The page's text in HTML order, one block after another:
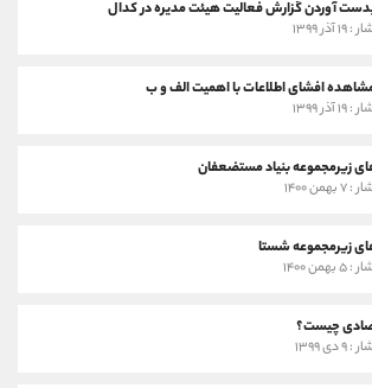
آوردن گزارش فعالیت هیئت مدیره در کدال
۱۳۹۹
افشای اطلاعات با اهمیت الف و ب
۱۳۹۹
زیرمجموعه بنیاد مستضعفان
۱۴۰۰
زیرمجموعه شستا
۱۴۰۰
چیست؟
دی ۱۳۹۹